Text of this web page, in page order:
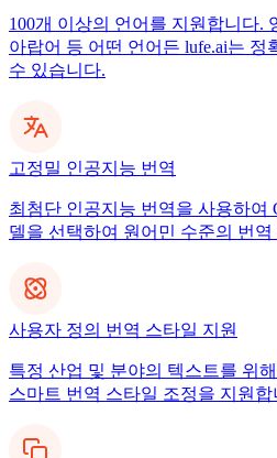
100개 이상의 언어를 지원합니다.
아랍어 등 어떤 언어든 lufe.ai는
수 있습니다.
고정밀 인공지능 번역
최첨단 인공지능 번역을 사용하여
델을 선택하여 원어민 수준의 번
사용자 정의 번역 스타일 지원
특정 산업 및 분야의 텍스트를 위
스마트 번역 스타일 조정을 지원합